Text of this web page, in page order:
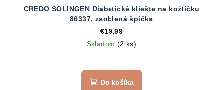
CREDO SOLINGEN Diabetické kliešte na kožtičku
86337, zaoblená špička
€19,99
Skladom (2 ks)
Do košíka